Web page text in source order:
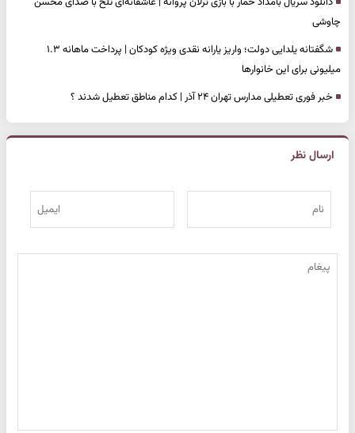
چاوشی
شگفتانه یلدایی دولت؛ واریز یارانه نقدی ویژه کودکان | پرداخت ماهانه ۱.۳
میلیونی برای این خانوارها
خبر فوری تعطیلی مدارس تهران ۲۴ آذر | کدام مناطق تعطیل شدند ؟
ارسال نظر